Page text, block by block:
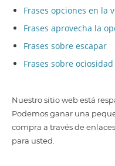
Frases opciones en la
Frases aprovecha la
Frases sobre escapar
Frases sobre ociosidad
Nuestro sitio web está
Podemos ganar una
compra a través de
para usted.